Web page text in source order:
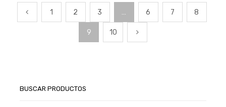
1 2 3 … 6 7 8
9 10
BUSCAR PRODUCTOS